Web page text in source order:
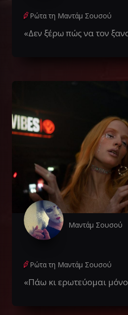
Ρώτα τη Μαντάμ Σουσού
«Δεν ξέρω πώς να τον
Μαντάμ Σουσού
Ρώτα τη Μαντάμ Σουσού
«Πάω κι ερωτεύομαι